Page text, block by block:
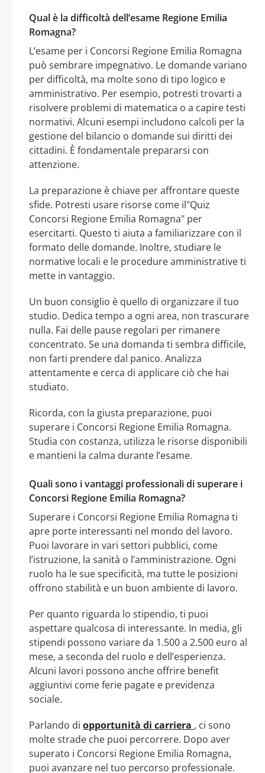
Qual è la difficoltà dell’esame Regione Emilia
Romagna?
L’esame per i Concorsi Regione Emilia Romagna
può sembrare impegnativo. Le domande variano
per difficoltà, ma molte sono di tipo logico e
amministrativo. Per esempio, potresti trovarti a
risolvere problemi di matematica o a capire testi
normativi. Alcuni esempi includono calcoli per la
gestione del bilancio o domande sui diritti dei
cittadini. È fondamentale prepararsi con
attenzione.
La preparazione è chiave per affrontare queste
sfide. Potresti usare risorse come il"Quiz
Concorsi Regione Emilia Romagna" per
esercitarti. Questo ti aiuta a familiarizzare con il
formato delle domande. Inoltre, studiare le
normative locali e le procedure amministrative ti
mette in vantaggio.
Un buon consiglio è quello di organizzare il tuo
studio. Dedica tempo a ogni area, non trascurare
nulla. Fai delle pause regolari per rimanere
concentrato. Se una domanda ti sembra difficile,
non farti prendere dal panico. Analizza
attentamente e cerca di applicare ciò che hai
studiato.
Ricorda, con la giusta preparazione, puoi
superare i Concorsi Regione Emilia Romagna.
Studia con costanza, utilizza le risorse disponibili
e mantieni la calma durante l’esame.
Quali sono i vantaggi professionali di superare i
Concorsi Regione Emilia Romagna?
Superare i Concorsi Regione Emilia Romagna ti
apre porte interessanti nel mondo del lavoro.
Puoi lavorare in vari settori pubblici, come
l’istruzione, la sanità o l’amministrazione. Ogni
ruolo ha le sue specificità, ma tutte le posizioni
offrono stabilità e un buon ambiente di lavoro.
Per quanto riguarda lo stipendio, ti puoi
aspettare qualcosa di interessante. In media, gli
stipendi possono variare da 1.500 a 2.500 euro al
mese, a seconda del ruolo e dell’esperienza.
Alcuni lavori possono anche offrire benefit
aggiuntivi come ferie pagate e previdenza
sociale.
Parlando di opportunità di carriera , ci sono
molte strade che puoi percorrere. Dopo aver
superato i Concorsi Regione Emilia Romagna,
puoi avanzare nel tuo percorso professionale.